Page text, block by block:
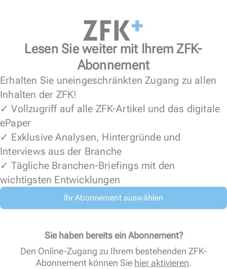
Lesen Sie weiter mit Ihrem ZFK-
Abonnement
Erhalten Sie uneingeschränkten Zugang zu allen
Inhalten der ZFK!
✓ Vollzugriff auf alle ZFK-Artikel und das digitale
ePaper
✓ Exklusive Analysen, Hintergründe und
Interviews aus der Branche
✓ Tägliche Branchen-Briefings mit den
wichtigsten Entwicklungen
Ihr Abonnement auswählen
Sie haben bereits ein Abonnement?
Den Online-Zugang zu Ihrem bestehenden ZFK-
Abonnement können Sie hier aktivieren.